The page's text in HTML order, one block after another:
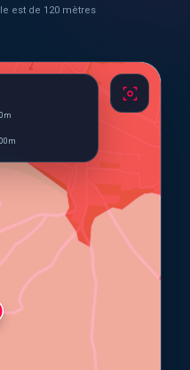
est de 120 mètres